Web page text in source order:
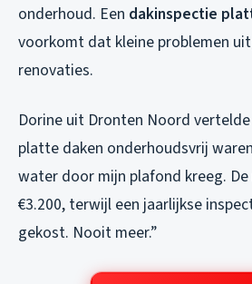
onderhoud. Een dakinspectie
voorkomt dat kleine problemen
renovaties.
Dorine uit Dronten Noord
platte daken onderhoudsvrij
water door mijn plafond kreeg.
€3.200, terwijl een jaarlijkse
gekost. Nooit meer.”